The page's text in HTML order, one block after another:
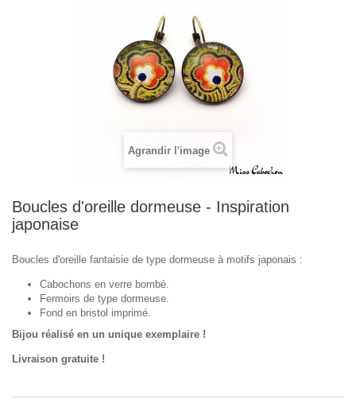
Agrandir l'image
Boucles d'oreille dormeuse - Inspiration
japonaise
Boucles d'oreille fantaisie de type dormeuse à motifs japonais :
Cabochons en verre bombé.
Fermoirs de type dormeuse.
Fond en bristol imprimé.
Bijou réalisé en un unique exemplaire !
Livraison gratuite !